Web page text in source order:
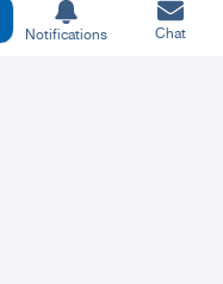
Notifications Chat